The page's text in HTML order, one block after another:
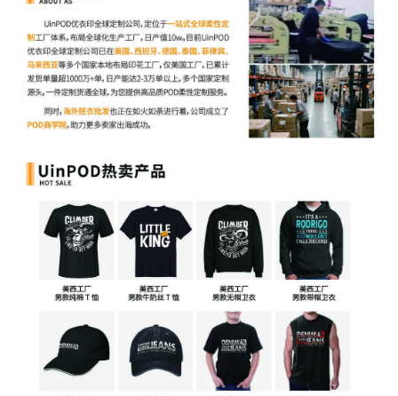
品。其多平台订单同步管理系统，为从业者提供全链路支持。
当前，POD正在深刻重构全球电商的供应链逻辑：
"规模化制造"走向"规模化定制"
"库存驱动"转向"需求驱动"
在这个千亿级的市场机遇中，无论是初创品牌、跨境卖家，还是供
应链企业，只要能够把握个性化消费趋势，善用平台化工具、数据
化选品和本地化生产，就有机会在这场变革中脱颖而出。